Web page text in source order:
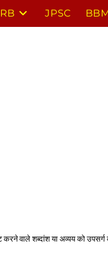
JPSC
वाले शब्दांश या अव्यय को उपसर्ग